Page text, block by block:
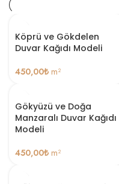
Köprü ve Gökdelen
Duvar Kağıdı Modeli
450,00₺ m²
Gökyüzü ve Doğa
Manzaralı Duvar Kağıdı
Modeli
450,00₺ m²